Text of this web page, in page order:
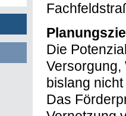
Die
Versorgung,
bislang